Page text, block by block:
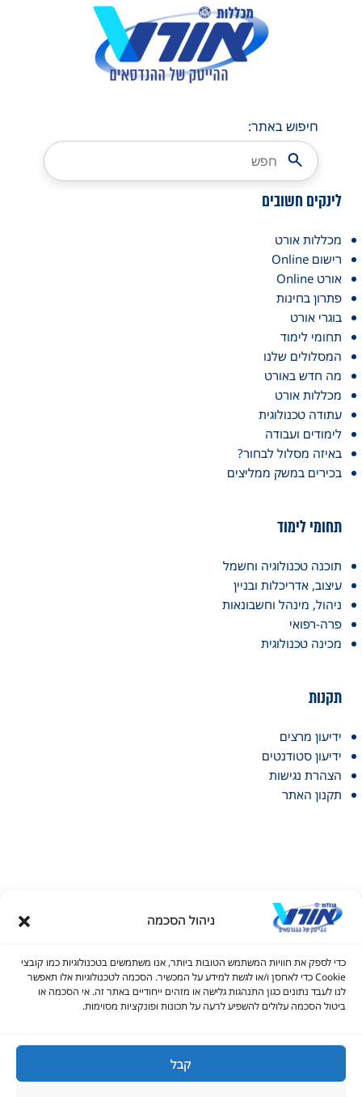
ניהול הסכמה
כדי לספק את חוויות המשתמש הטובות ביותר, אנו משתמשים בטכנולוגיות כמו קובצי
Cookie כדי לאחסן ו/או לגשת למידע על המכשיר. הסכמה לטכנולוגיות אלו תאפשר
לנו לעבד נתונים כגון התנהגות גלישה או מזהים ייחודיים באתר זה. אי הסכמה או
ביטול הסכמה עלולים להשפיע לרעה על תכונות ופונקציות מסוימות.
קבל
חיפוש באתר:
לינקים חשובים
מכללות אורט
רישום Online
אורט Online
פתרון בחינות
בוגרי אורט
תחומי לימוד
המסלולים שלנו
מה חדש באורט
מכללות אורט
עתודה טכנולוגית
לימודים ועבודה
באיזה מסלול לבחור?
בכירים במשק ממליצים
תחומי לימוד
תוכנה טכנולוגיה וחשמל
עיצוב, אדריכלות ובניין
ניהול, מינהל וחשבונאות
פרה-רפואי
מכינה טכנולוגית
תקנות
ידיעון מרצים
ידיעון סטודנטים
הצהרת נגישות
תקנון האתר
© כל הזכויות שמורות למכללות אורט 2026
infolead@ort.org.il
1700-70-22-60
טקסט
טקסט